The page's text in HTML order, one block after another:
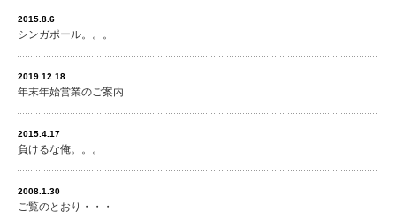
2015.8.6
シンガポール。。。
2019.12.18
年末年始営業のご案内
2015.4.17
負けるな俺。。。
2008.1.30
ご覧のとおり・・・